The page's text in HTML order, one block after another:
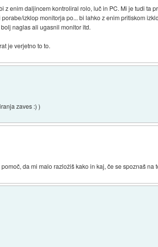
z enim daljincem kontroliral rolo, luč in PC. Mi je tudi ta
izklop monitorja po... bi lahko z enim pritiskom
naglas ali ugasnil monitor itd.
je verjetno to to.
zaves :) )
da mi malo razložiš kako in kaj, če se spoznaš na